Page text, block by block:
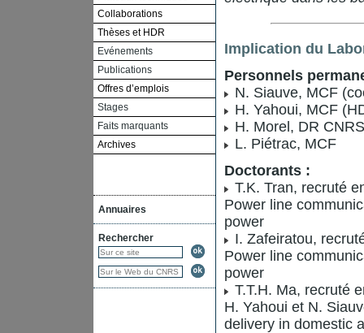
Collaborations
Thèses et HDR
Evénements
Publications
Offres d’emplois
Stages
Faits marquants
Archives
Annuaires
Rechercher
Implication du
Personnels
N. Siauve, MCF
H. Yahoui, MCF
H. Morel, DR CNRS
L. Piétrac, MCF
Doctorants :
T.K. Tran, recruté
Power line
power
I. Zafeiratou,
Power line
power
T.T.H. Ma, recruté
H. Yahoui et N.
delivery in domestic